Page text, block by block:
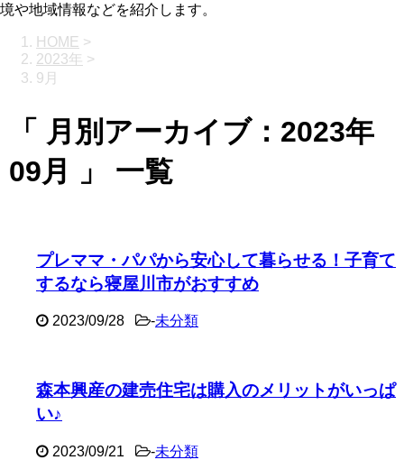
境や地域情報などを紹介します。
HOME >
2023年 >
9月
「 月別アーカイブ：2023年
09月 」 一覧
プレママ・パパから安心して暮らせる！子育て
するなら寝屋川市がおすすめ
2023/09/28 -未分類
森本興産の建売住宅は購入のメリットがいっぱ
い♪
2023/09/21 -未分類